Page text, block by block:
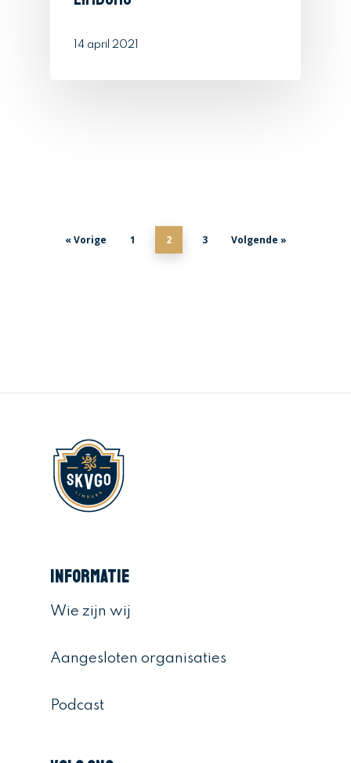
14 april 2021
« Vorige 1 2 3 Volgende »
Informatie
Wie zijn wij
Aangesloten organisaties
Podcast